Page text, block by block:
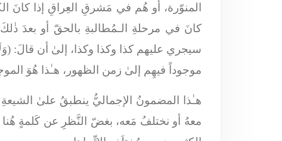
المنوّرة، أو هُم في مَشرقِ العِراقِ إذا كانَ
كانَ في مرحلةِ الـمُطالبةِ بالحقّ أو بعدَ
سيجري عليهم كذا وكذا وكذا، إلىٰ أن قالَ: (
موجوداً فيهِم إلىٰ زمن الظهور، هـٰذا هُوَ
هـٰذا المضمونُ الإجماليُّ ينطبقُ علىٰ
معهُ أو نختلفُ مَعه، بغضّ النَّظرِ عن كَلمةٍ